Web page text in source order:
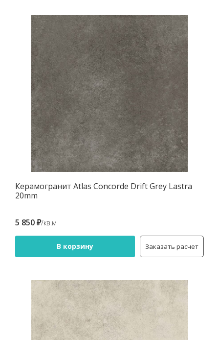
Керамогранит Atlas Concorde Drift Grey Lastra
20mm
5 850 ₽/кв.м
В корзину Заказать расчет